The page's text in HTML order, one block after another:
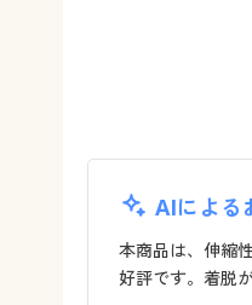
AIによる
本商品は、伸縮
好評です。着脱